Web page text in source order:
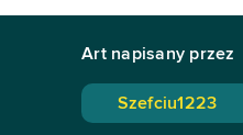
Art napisany przez
Szefciu1223